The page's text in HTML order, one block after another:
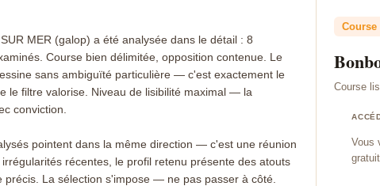
MER (galop) a été analysée dans le détail : 8
Course bien délimitée, opposition contenue. Le
sans ambiguïté particulière — c'est exactement le
le filtre valorise. Niveau de lisibilité maximal — la
conviction.
pointent dans la même direction — c'est une réunion
récentes, le profil retenu présente des atouts
précis. La sélection s'impose — ne pas passer à côté.
Course
Course
Vous